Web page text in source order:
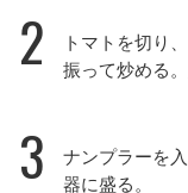
2
トマトを切り
振って炒める
3
ナンプラーを
器に盛る。